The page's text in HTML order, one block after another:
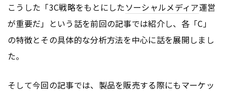
こうした「3C戦略をもとにしたソーシャルメディア運営
が重要だ」という話を前回の記事では紹介し、各「C」
の特徴とその具体的な分析方法を中心に話を展開しまし
た。
そして今回の記事では、製品を販売する際にもマーケッ